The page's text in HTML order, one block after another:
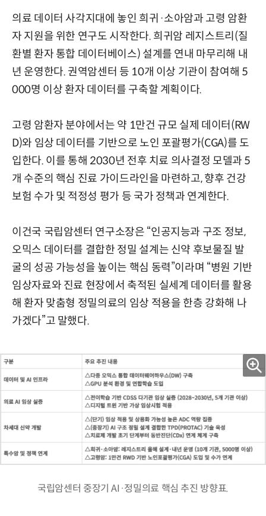
의료 데이터 사각지대에 놓인 희귀·소아암과 고령 암환
자 지원을 위한 연구도 시작한다. 희귀암 레지스트리(질
환별 환자 통합 데이터베이스) 설계를 연내 마무리해 내
년 운영한다. 권역암센터 등 10개 이상 기관이 참여해 5
000명 이상 환자 데이터를 구축할 계획이다.
고령 암환자 분야에서는 약 1만건 규모 실제 데이터(RW
D)와 임상 데이터를 기반으로 노인 포괄평가(CGA)를 도
입한다. 이를 통해 2030년 전후 치료 의사결정 모델과 5
개 수준의 핵심 진료 가이드라인을 마련하고, 향후 건강
보험 수가 및 적정성 평가 등 국가 정책과 연계한다.
이건국 국립암센터 연구소장은 “인공지능과 구조 정보,
오믹스 데이터를 결합한 정밀 설계는 신약 후보물질 발
굴의 성공 가능성을 높이는 핵심 동력”이라며 “병원 기반
임상자료와 진료 현장에서 축적된 실세계 데이터를 활용
해 환자 맞춤형 정밀의료의 임상 적용을 한층 강화해 나
가겠다”고 말했다.
국립암센터 중장기 AI·정밀의료 핵심 추진 방향표.